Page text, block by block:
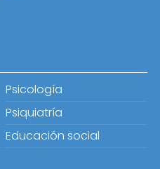
Psicología
Psiquiatría
Educación social